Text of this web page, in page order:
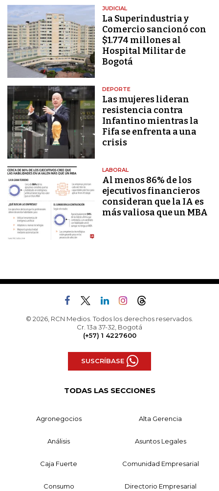
JUDICIAL
La Superindustria y
Comercio sancionó con
$1.774 millones al
Hospital Militar de
Bogotá
DEPORTE
Las mujeres lideran
resistencia contra
Infantino mientras la
Fifa se enfrenta a una
crisis
LABORAL
Al menos 86% de los
ejecutivos financieros
consideran que la IA es
más valiosa que un MBA
© 2026, RCN Medios. Todos los derechos reservados.
Cr. 13a 37-32, Bogotá
(+57) 1 4227600
SUSCRÍBASE
TODAS LAS SECCIONES
Agronegocios Alta Gerencia
Análisis Asuntos Legales
Caja Fuerte Comunidad Empresarial
Consumo Directorio Empresarial